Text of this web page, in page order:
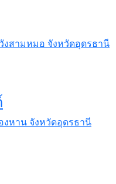
งสามหมอ จังหวัดอุดรธานี
หาน จังหวัดอุดรธานี